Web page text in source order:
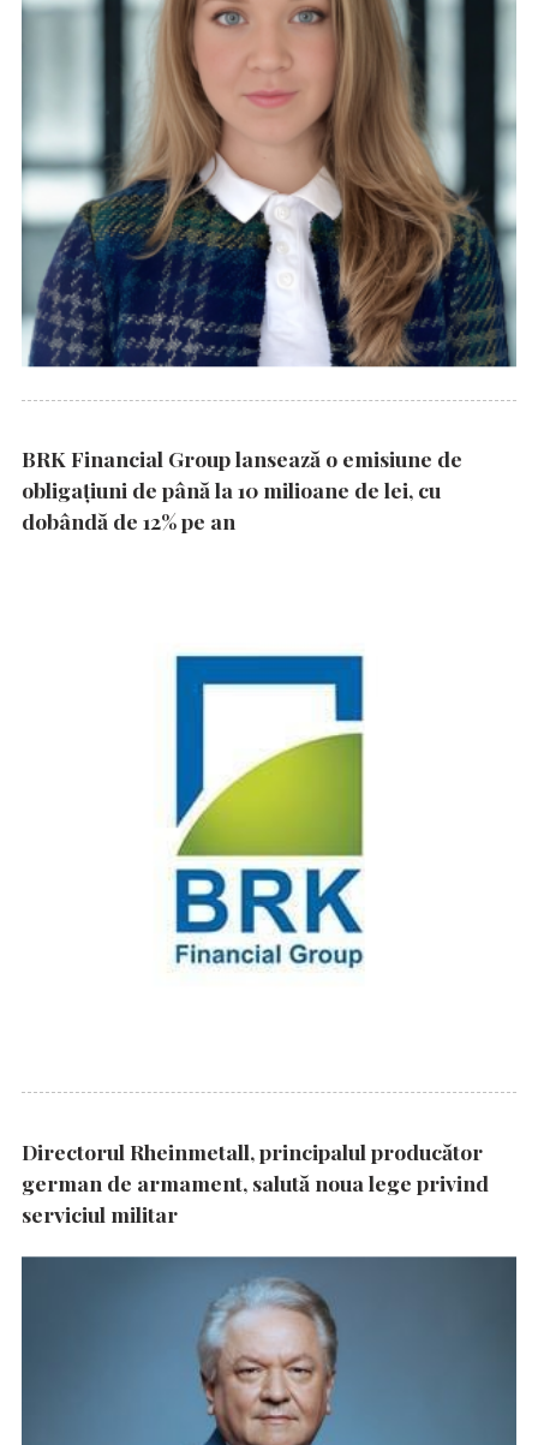
BRK Financial Group lansează o emisiune de
obligațiuni de până la 10 milioane de lei, cu
dobândă de 12% pe an
Directorul Rheinmetall, principalul producător
german de armament, salută noua lege privind
serviciul militar